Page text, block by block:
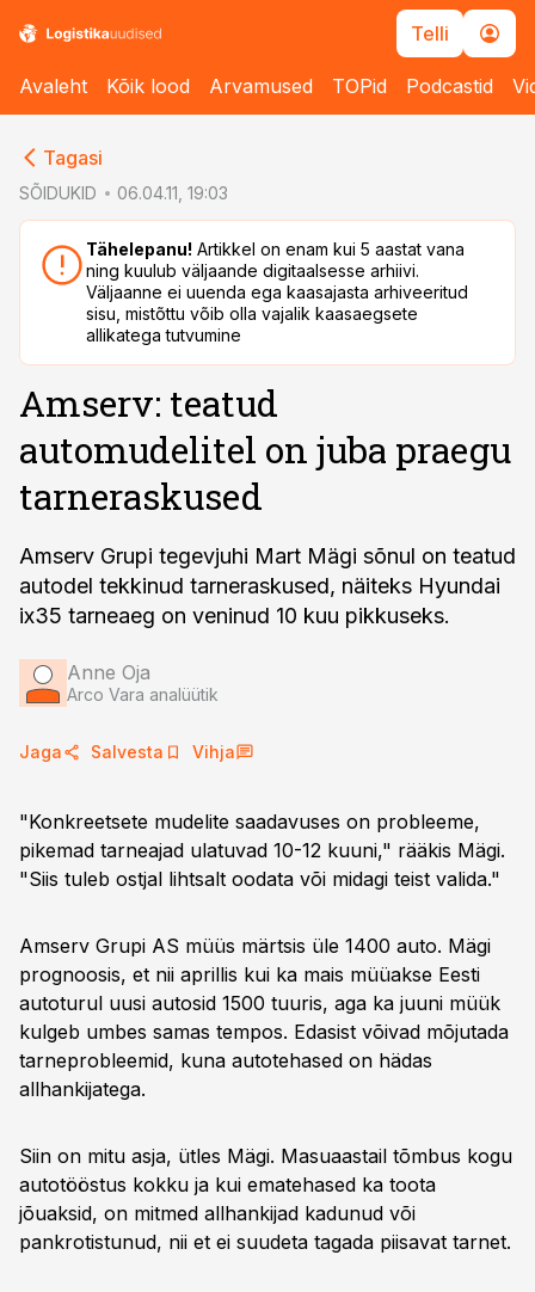
Telli
Avaleht Kõik lood Arvamused TOPid Podcastid
Tagasi
SÕIDUKID 06.04.11, 19:03
Tähelepanu! Artikkel on enam kui 5 aastat vana
ning kuulub väljaande digitaalsesse arhiivi.
Väljaanne ei uuenda ega kaasajasta arhiveeritud
sisu, mistõttu võib olla vajalik kaasaegsete
allikatega tutvumine
Amserv: teatud
automudelitel on juba praegu
tarneraskused
Amserv Grupi tegevjuhi Mart Mägi sõnul on teatud
autodel tekkinud tarneraskused, näiteks Hyundai
ix35 tarneaeg on veninud 10 kuu pikkuseks.
Anne Oja
Arco Vara analüütik
Jaga Salvesta Vihja
"Konkreetsete mudelite saadavuses on probleeme,
pikemad tarneajad ulatuvad 10-12 kuuni," rääkis Mägi.
"Siis tuleb ostjal lihtsalt oodata või midagi teist valida."
Amserv Grupi AS müüs märtsis üle 1400 auto. Mägi
prognoosis, et nii aprillis kui ka mais müüakse Eesti
autoturul uusi autosid 1500 tuuris, aga ka juuni müük
kulgeb umbes samas tempos. Edasist võivad mõjutada
tarneprobleemid, kuna autotehased on hädas
allhankijatega.
Siin on mitu asja, ütles Mägi. Masuaastail tõmbus kogu
autotööstus kokku ja kui ematehased ka toota
jõuaksid, on mitmed allhankijad kadunud või
pankrotistunud, nii et ei suudeta tagada piisavat tarnet.